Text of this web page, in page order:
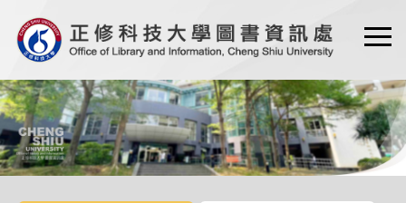
到
主
要
內
容
區